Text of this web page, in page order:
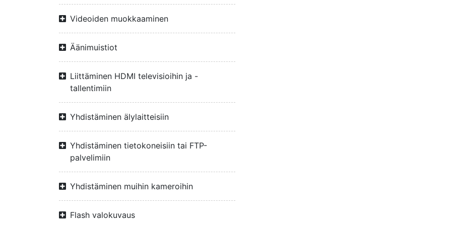
Videoiden muokkaaminen
Äänimuistiot
Liittäminen HDMI televisioihin ja -
tallentimiin
Yhdistäminen älylaitteisiin
Yhdistäminen tietokoneisiin tai FTP-
palvelimiin
Yhdistäminen muihin kameroihin
Flash valokuvaus